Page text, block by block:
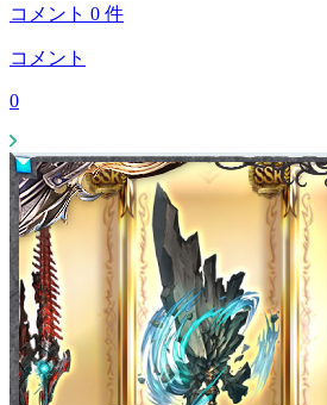
コメント 0 件
コメント
0